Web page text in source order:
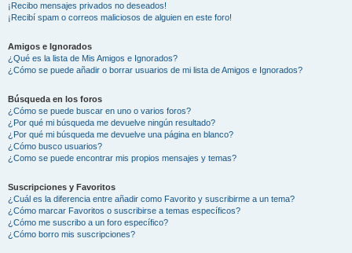
¡Recibo mensajes privados no deseados!
¡Recibí spam o correos maliciosos de alguien en este foro!
Amigos e Ignorados
¿Qué es la lista de Mis Amigos e Ignorados?
¿Cómo se puede añadir o borrar usuarios de mi lista de Amigos e Ignorados?
Búsqueda en los foros
¿Cómo se puede buscar en uno o varios foros?
¿Por qué mi búsqueda me devuelve ningún resultado?
¿Por qué mi búsqueda me devuelve una página en blanco?
¿Cómo busco usuarios?
¿Como se puede encontrar mis propios mensajes y temas?
Suscripciones y Favoritos
¿Cuál es la diferencia entre añadir como Favorito y suscribirme a un tema?
¿Cómo marcar Favoritos o suscribirse a temas específicos?
¿Cómo me suscribo a un foro específico?
¿Cómo borro mis suscripciones?